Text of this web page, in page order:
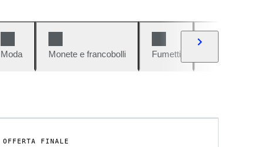
Moda Monete e francobolli Fumetti
OFFERTA FINALE